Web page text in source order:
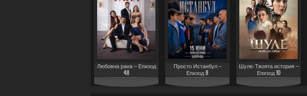
Любовна рана – Епизод
48
Просто Истанбул –
Епизод 8
Шуле: Твоята история –
Епизод 10